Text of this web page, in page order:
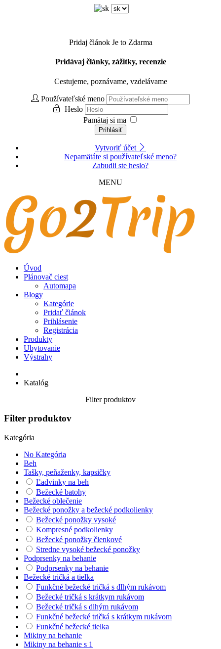
Pridaj článok Je to Zdarma
Pridávaj články, zážitky, recenzie
Cestujeme, poznávame, vzdelávame
Používateľské meno
Heslo
Pamätaj si ma
Prihlásiť
Vytvoriť účet
Nepamätáte si používateľské meno?
Zabudli ste heslo?
MENU
Úvod
Plánovač ciest
Automapa
Blogy
Kategórie
Pridať článok
Prihlásenie
Registrácia
Produkty
Ubytovanie
Výstrahy
Katalóg
Filter produktov
Filter produktov
Kategória
No Kategória
Beh
Tašky, peňaženky, kapsičky
Ľadvinky na beh
Bežecké batohy
Bežecké oblečenie
Bežecké ponožky a bežecké podkolienky
Bežecké ponožky vysoké
Kompresné podkolienky
Bežecké ponožky členkové
Stredne vysoké bežecké ponožky
Podprsenky na behanie
Podprsenky na behanie
Bežecké tričká a tielka
Funkčné bežecké tričká s dlhým rukávom
Bežecké tričká s krátkym rukávom
Bežecké tričká s dlhým rukávom
Funkčné bežecké tričká s krátkym rukávom
Funkčné bežecké tielka
Mikiny na behanie
Mikiny na behanie s 1